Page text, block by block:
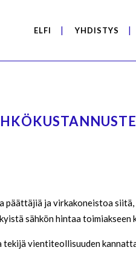
ELFI YHDISTYS
päättäjiä ja virkakoneistoa
sähkön hintaa toimiakseen
vientiteollisuuden